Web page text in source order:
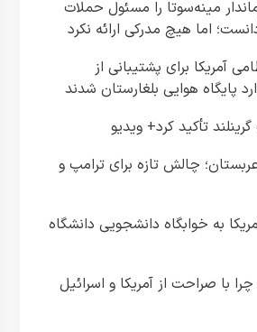
مینه‌سوتا را مسئول حملات
اما هیچ مدرکی ارائه نکرد
آمریکا برای پشتیبانی از
پایگاه هوایی بلغارستان شدند
تأکید کرد+ ویدیو
چالش تازه برای ترامپ و
به خوابگاه دانشجویی دانشگاه
با صراحت از آمریکا و اسرائیل